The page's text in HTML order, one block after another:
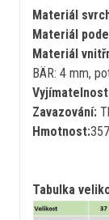
Materiál
Materiál
Materiál
BÄR: 4 mm,
Zavazování:
Hmotnost:
Tabulka